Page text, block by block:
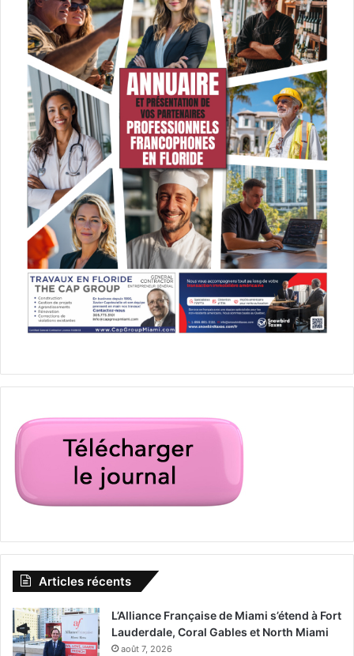
Articles récents
L’Alliance Française de Miami s’étend à Fort
Lauderdale, Coral Gables et North Miami
août 7, 2026